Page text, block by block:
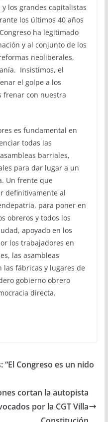
los grandes capitalistas
los últimos 40 años
ha legitimado
y al conjunto de los
neoliberales,
Insistimos, el
el golpe a los
frenar con nuestra
es fundamental en
todas las
barriales,
para dar lugar a un
Un frente que
definitivamente al
para poner en
obreros y todos los
apoyado en los
los trabajadores en
las asambleas
las fábricas y lugares de
gobierno obrero
directa.
“El Congreso es un nido
cortan la autopista
por la CGT Villa